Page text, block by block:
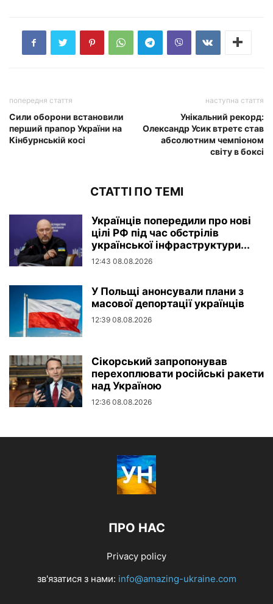
попередня стаття
Сили оборони встановили
перший прапор України на
Кінбурнській косі
наступна стаття
Унікальний рекорд:
Олександр Усик втретє став
абсолютним чемпіоном
світу в боксі
СТАТТІ ПО ТЕМІ
Українців попередили про нові
цілі РФ під час обстрілів
української інфраструктури...
12:43 08.08.2026
У Польщі анонсували плани з
масової депортації українців
12:39 08.08.2026
Сікорський запропонував
перехоплювати російські ракети
над Україною
12:36 08.08.2026
ПРО НАС
Privacy policy
зв'язатися з нами: info@amazing-ukraine.com